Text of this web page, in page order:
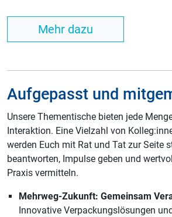
Mehr dazu
Aufgepasst und
Unsere Thementische bieten jede
Interaktion. Eine Vielzahl von
werden Euch mit Rat und Tat zur Seite
beantworten, Impulse geben und
Praxis vermitteln.
Mehrweg-Zukunft: Gemeinsam
Innovative Verpackungslösungen